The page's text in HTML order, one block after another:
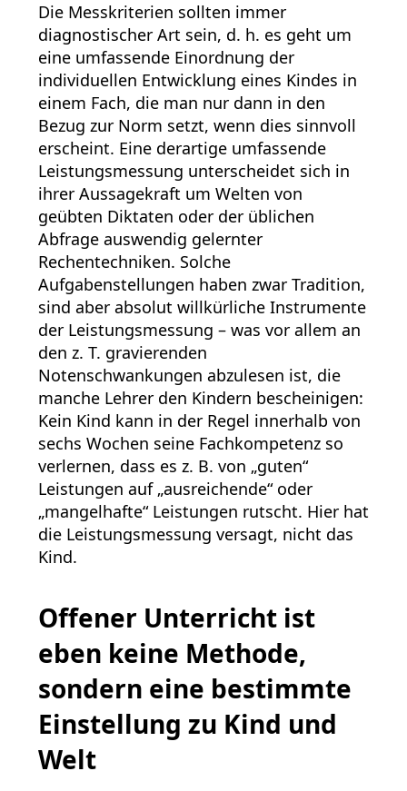
Die Messkriterien sollten immer
diagnostischer Art sein, d. h. es geht um
eine umfassende Einordnung der
individuellen Entwicklung eines Kindes in
einem Fach, die man nur dann in den
Bezug zur Norm setzt, wenn dies sinnvoll
erscheint. Eine derartige umfassende
Leistungsmessung unterscheidet sich in
ihrer Aussagekraft um Welten von
geübten Diktaten oder der üblichen
Abfrage auswendig gelernter
Rechentechniken. Solche
Aufgabenstellungen haben zwar Tradition,
sind aber absolut willkürliche Instrumente
der Leistungsmessung – was vor allem an
den z. T. gravierenden
Notenschwankungen abzulesen ist, die
manche Lehrer den Kindern bescheinigen:
Kein Kind kann in der Regel innerhalb von
sechs Wochen seine Fachkompetenz so
verlernen, dass es z. B. von „guten“
Leistungen auf „ausreichende“ oder
„mangelhafte“ Leistungen rutscht. Hier hat
die Leistungsmessung versagt, nicht das
Kind.
Offener Unterricht ist
eben keine Methode,
sondern eine bestimmte
Einstellung zu Kind und
Welt